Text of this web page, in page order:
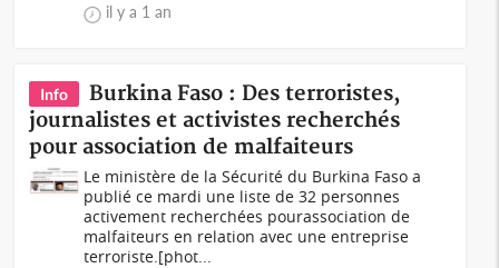
il y a 1 an
Info
Burkina Faso : Des terroristes,
journalistes et activistes recherchés
pour association de malfaiteurs
Le ministère de la Sécurité du Burkina Faso a
publié ce mardi une liste de 32 personnes
activement recherchées pourassociation de
malfaiteurs en relation avec une entreprise
terroriste.[phot...